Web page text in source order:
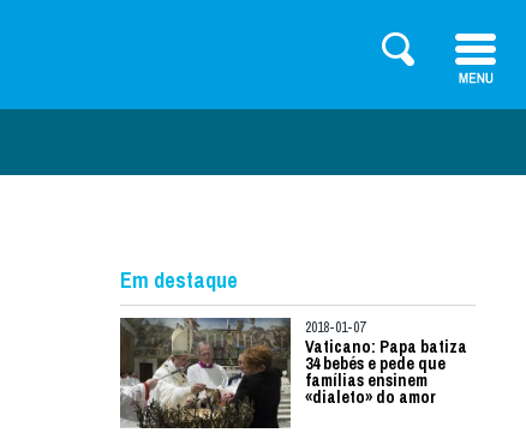
Em destaque
2018-01-07
Vaticano: Papa batiza
34 bebés e pede que
famílias ensinem
«dialeto» do amor